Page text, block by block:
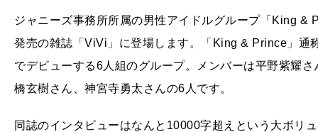
ジャニーズ事務所所属の男性アイドルグループ「King &
発売の雑誌「ViVi」に登場します。「King & Prince」通
でデビューする6人組のグループ。メンバーは平野紫耀
橋玄樹さん、神宮寺勇太さんの6人です。
同誌のインタビューはなんと10000字超えという大ボリ